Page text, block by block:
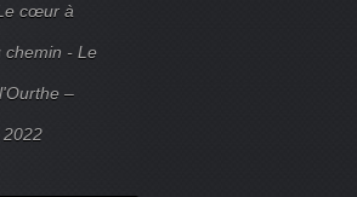
cœur à
chemin - Le
–
2022